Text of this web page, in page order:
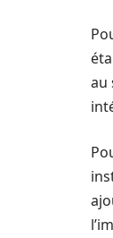
au